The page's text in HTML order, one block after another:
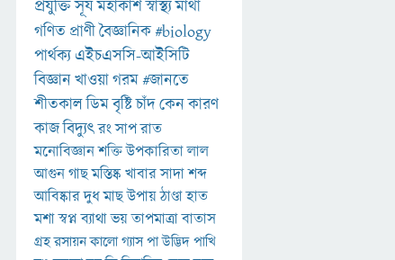
প্রযুক্তিসূর্যমহাকাশস্বাস্থ্যমাথা
গণিত প্রাণীবৈজ্ঞানিক#biology
পার্থক্য এইচএসসি-আইসিটি
বিজ্ঞানখাওয়াগরম#জানতে
শীতকালডিমবৃষ্টিচাঁদকেনকারণ
কাজবিদ্যুৎরংসাপরাত
মনোবিজ্ঞানশক্তিউপকারিতালাল
আগুনগাছমস্তিষ্কখাবারসাদাশব্দ
আবিষ্কারদুধমাছউপায়ঠাণ্ডাহাত
মশাস্বপ্নব্যাথাভয়তাপমাত্রাবাতাস
গ্রহরসায়নকালোগ্যাসপাউদ্ভিদপাখি